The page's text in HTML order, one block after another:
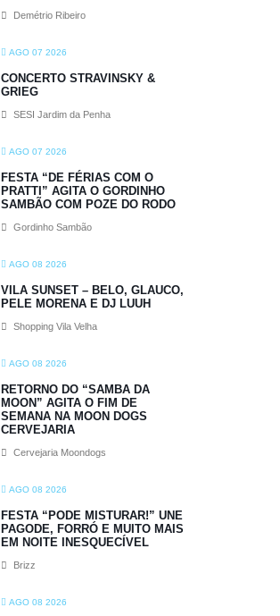
Demétrio Ribeiro
AGO 07 2026
CONCERTO STRAVINSKY &
GRIEG
SESI Jardim da Penha
AGO 07 2026
FESTA “DE FÉRIAS COM O
PRATTI” AGITA O GORDINHO
SAMBÃO COM POZE DO RODO
Gordinho Sambão
AGO 08 2026
VILA SUNSET – BELO, GLAUCO,
PELE MORENA E DJ LUUH
Shopping Vila Velha
AGO 08 2026
RETORNO DO “SAMBA DA
MOON” AGITA O FIM DE
SEMANA NA MOON DOGS
CERVEJARIA
Cervejaria Moondogs
AGO 08 2026
FESTA “PODE MISTURAR!” UNE
PAGODE, FORRÓ E MUITO MAIS
EM NOITE INESQUECÍVEL
Brizz
AGO 08 2026